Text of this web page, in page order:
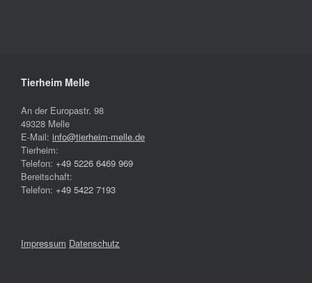
Tierheim Melle
An der Europastr. 98
49328 Melle
E-Mail: info@tierheim-melle.de
Tierheim:
Telefon: +49 5226 6469 969
Bereitschaft:
Telefon: +49 5422 7193
Impressum Datenschutz